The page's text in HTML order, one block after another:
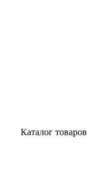
Каталог товаров